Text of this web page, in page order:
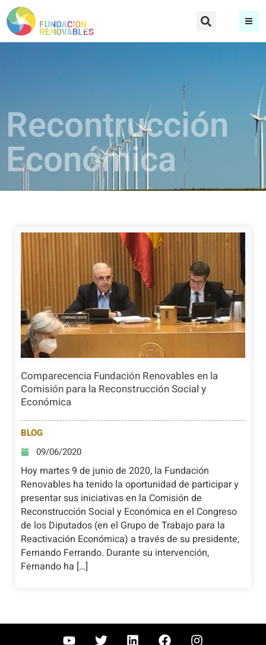
Recontrucción
Económica
Comparecencia Fundación Renovables en la
Comisión para la Reconstrucción Social y
Económica
BLOG
09/06/2020
Hoy martes 9 de junio de 2020, la Fundación
Renovables ha tenido la oportunidad de participar y
presentar sus iniciativas en la Comisión de
Reconstrucción Social y Económica en el Congreso
de los Diputados (en el Grupo de Trabajo para la
Reactivación Económica) a través de su presidente,
Fernando Ferrando. Durante su intervención,
Fernando ha […]